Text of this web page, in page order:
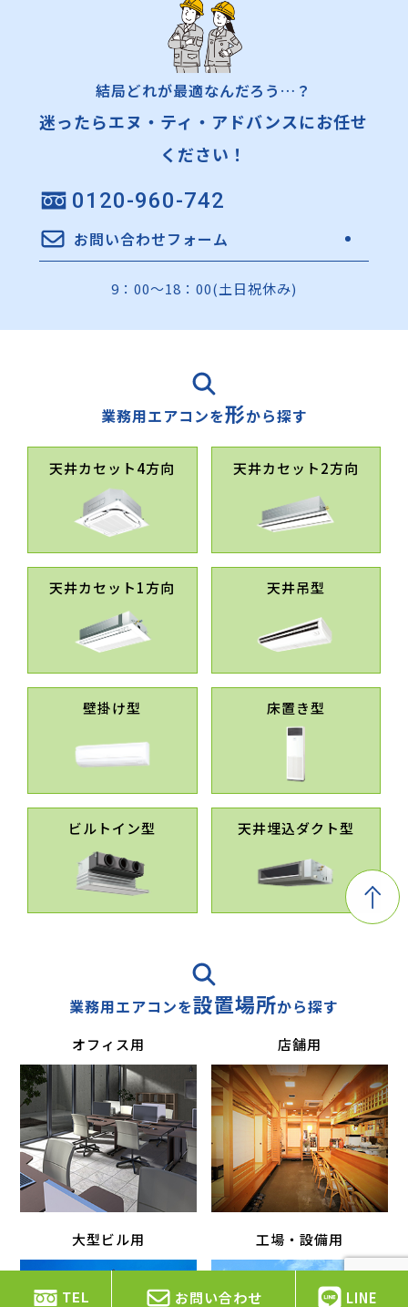
結局どれが最適なんだろう…？
迷ったらエヌ・ティ・アドバンスにお任せ
ください！
0120-960-742
お問い合わせフォーム
9：00～18：00(土日祝休み)
業務用エアコンを形から探す
天井カセット4方向 天井カセット2方向
天井カセット1方向 天井吊型
壁掛け型 床置き型
ビルトイン型 天井埋込ダクト型
業務用エアコンを設置場所から探す
オフィス用 店舗用
大型ビル用 工場・設備用
TEL お問い合わせ LINE